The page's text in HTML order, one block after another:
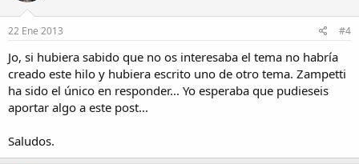
22 Ene 2013 #4
Jo, si hubiera sabido que no os interesaba el tema no habría
creado este hilo y hubiera escrito uno de otro tema. Zampetti
ha sido el único en responder... Yo esperaba que pudieseis
aportar algo a este post...
Saludos.